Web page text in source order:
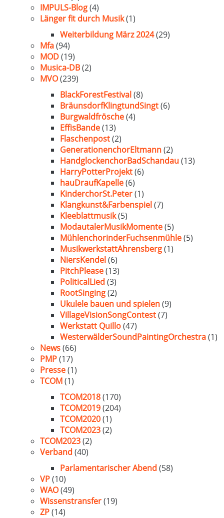
IMPULS-Blog(4)
Länger fit durch Musik(1)
Weiterbildung März 2024(29)
Mfa(94)
MOD(19)
Musica-DB(2)
MVO(239)
BlackForestFestival(8)
BräunsdorfKlingtundSingt(6)
Burgwaldfrösche(4)
EffisBande(13)
Flaschenpost(2)
GenerationenchorEltmann(2)
HandglockenchorBadSchandau(13)
HarryPotterProjekt(6)
hauDraufKapelle(6)
KinderchorSt.Peter(1)
Klangkunst&Farbenspiel(7)
Kleeblattmusik(5)
ModautalerMusikMomente(5)
MühlenchorinderFuchsenmühle(5)
MusikwerkstattAhrensberg(1)
NiersKendel(6)
PitchPlease(13)
PoliticalLied (3)
RootSinging(2)
Ukulele bauen und spielen(9)
VillageVisionSongContest(7)
Werkstatt Quillo(47)
WesterwälderSoundPaintingOrchestra(1)
News(66)
PMP(17)
Presse(1)
TCOM(1)
TCOM2018(170)
TCOM2019(204)
TCOM2020(1)
TCOM2023(2)
TCOM2023(2)
Verband (40)
Parlamentarischer Abend (58)
VP(10)
WAO(49)
Wissenstransfer(19)
ZP(14)